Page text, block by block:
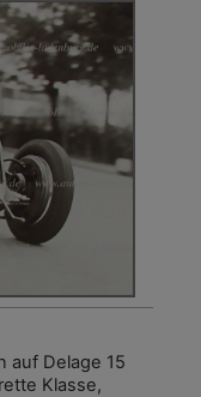
auf Delage 15
Klasse,